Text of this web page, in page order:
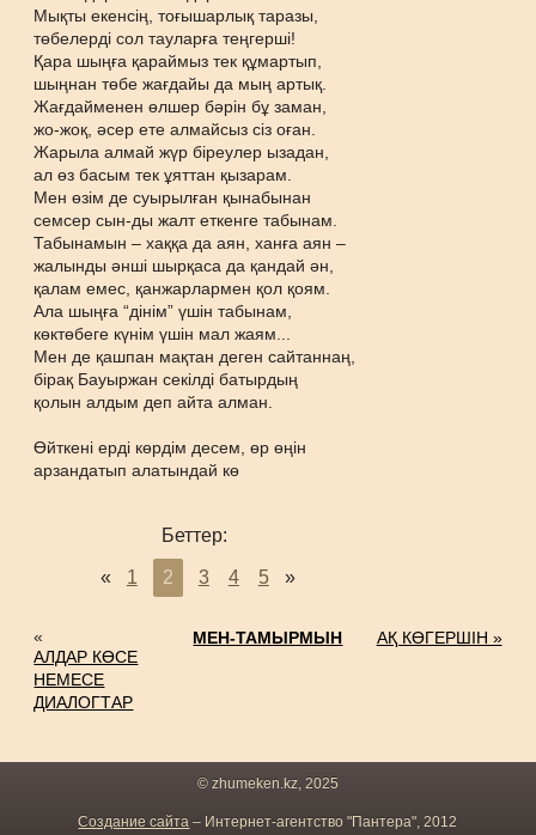
Мықты екенсің, тоғышарлық таразы,
төбелерді сол тауларға теңгерші!
Қара шыңға қараймыз тек құмартып,
шыңнан төбе жағдайы да мың артық.
Жағдайменен өлшер бәрін бұ заман,
жо-жоқ, әсер ете алмайсыз сіз оған.
Жарыла алмай жүр біреулер ызадан,
ал өз басым тек ұяттан қызарам.
Мен өзім де суырылған қынабынан
семсер сын-ды жалт еткенге табынам.
Табынамын – хаққа да аян, ханға аян –
жалынды әнші шырқаса да қандай ән,
қалам емес, қанжарлармен қол қоям.
Ала шыңға “дінім” үшін табынам,
көктөбеге күнім үшін мал жаям...
Мен де қашпан мақтан деген сайтаннаң,
бірақ Бауыржан секілді батырдың
қолын алдым деп айта алман.
Өйткені ерді көрдім десем, өр өңін
арзандатып алатындай кө
Беттер:
« 1 2 3 4 5 »
«
АЛДАР КӨСЕ
НЕМЕСЕ
ДИАЛОГТАР
МЕН-ТАМЫРМЫН АҚ КӨГЕРШІН »
© zhumeken.kz, 2025
Создание сайта – Интернет-агентство "Пантера", 2012